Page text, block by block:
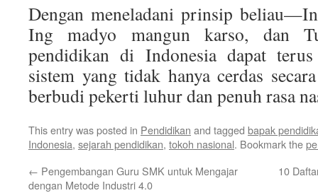
Dengan meneladani prinsip
Ing madyo mangun karso, dan
pendidikan di Indonesia dapat
sistem yang tidak hanya cerdas
berbudi pekerti luhur dan penuh rasa
This entry was posted in Pendidikan and tagged bapak
Indonesia, sejarah pendidikan, tokoh nasional. Bookmark the
← Pengembangan Guru SMK untuk Mengajar
dengan Metode Industri 4.0
10